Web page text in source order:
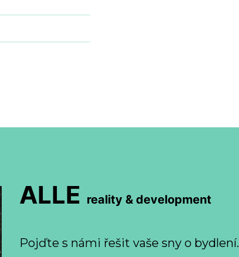
ALLE reality & development
Pojďte s námi řešit vaše sny o bydlení.